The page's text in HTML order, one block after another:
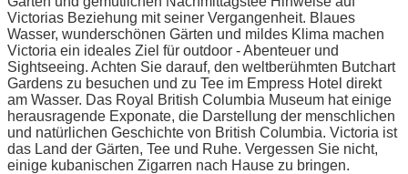
Victorias Beziehung mit seiner Vergangenheit. Blaues
Wasser, wunderschönen Gärten und mildes Klima machen
Victoria ein ideales Ziel für outdoor - Abenteuer und
Sightseeing. Achten Sie darauf, den weltberühmten Butchart
Gardens zu besuchen und zu Tee im Empress Hotel direkt
am Wasser. Das Royal British Columbia Museum hat einige
herausragende Exponate, die Darstellung der menschlichen
und natürlichen Geschichte von British Columbia. Victoria ist
das Land der Gärten, Tee und Ruhe. Vergessen Sie nicht,
einige kubanischen Zigarren nach Hause zu bringen.